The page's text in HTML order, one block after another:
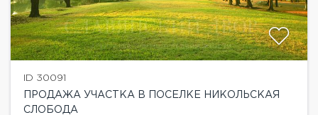
ID 30091
ПРОДАЖА УЧАСТКА В ПОСЕЛКЕ НИКОЛЬСКАЯ
СЛОБОДА